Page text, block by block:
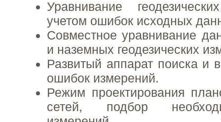
Уравнивание
учетом ошибок исходных
Совместное уравнивание
и наземных геодезических
Развитый аппарат поиска и
ошибок измерений.
Режим проектирования
сетей, подбор